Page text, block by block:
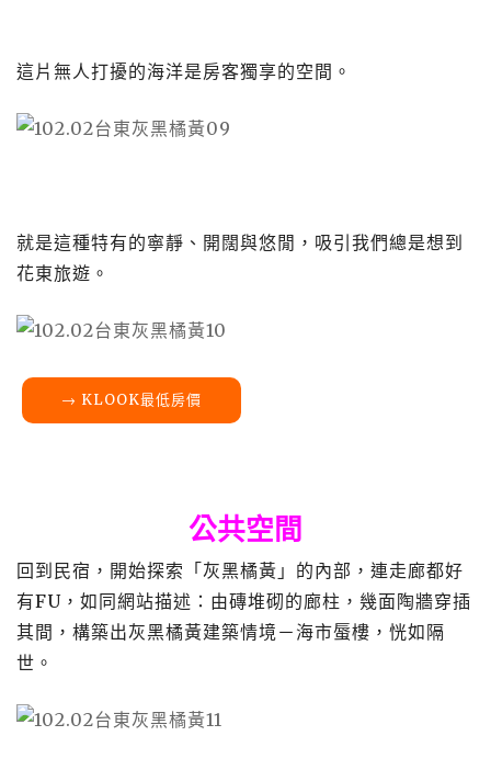
這片無人打擾的海洋是房客獨享的空間。
就是這種特有的寧靜、開闊與悠閒，吸引我們總是想到
花東旅遊。
→ KLOOK最低房價
公共空間
回到民宿，開始探索「灰黑橘黃」的內部，連走廊都好
有FU ，如同網站描述：由磚堆砌的廊柱，幾面陶牆穿插
其間，構築出灰黑橘黃建築情境－海市蜃樓，恍如隔
世。